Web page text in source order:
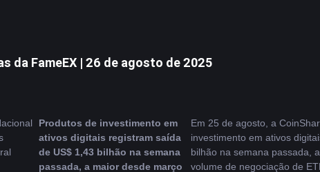
da FameEX | 26 de agosto de 2025
Produtos de investimento em
ativos digitais registram saída
de US$ 1,43 bilhão na semana
passada, a maior desde março
Em 25 de agosto, a
investimento em ativos
bilhão na semana passada,
volume de negociação de